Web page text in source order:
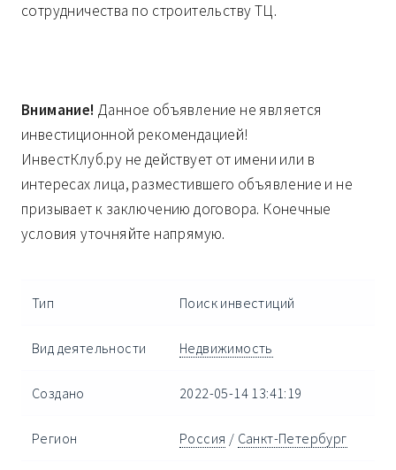
сотрудничества по строительству ТЦ.
Внимание! Данное объявление не является
инвестиционной рекомендацией!
ИнвестКлуб.ру не действует от имени или в
интересах лица, разместившего объявление и не
призывает к заключению договора. Конечные
условия уточняйте напрямую.
Тип Поиск инвестиций
Вид деятельности Недвижимость
Создано 2022-05-14 13:41:19
Регион Россия / Санкт-Петербург